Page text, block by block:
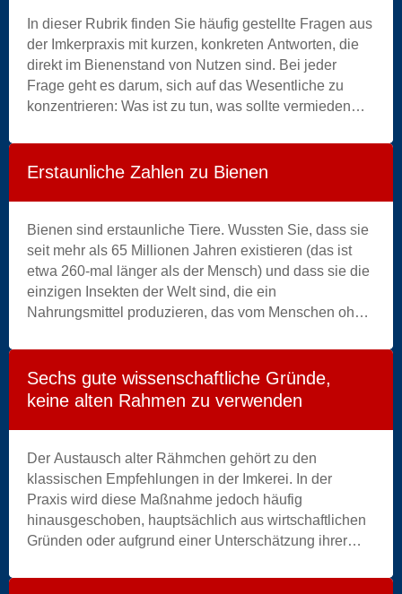
beekeeping
bee
production
apiary
hive
wooden
sunny
sky
landscape
honeybee
blue
geht.
In dieser Rubrik finden Sie häufig gestellte Fragen aus
der Imkerpraxis mit kurzen, konkreten Antworten, die
direkt im Bienenstand von Nutzen sind. Bei jeder
Frage geht es darum, sich auf das Wesentliche zu
konzentrieren: Was ist zu tun, was sollte vermieden
wie geplant verläuft? Ziel ist es, einfache, zuverlässige
und leicht umsetzbare Anhaltspunkte zu geben, damit
Erstaunliche Zahlen zu Bienen
Bienen sind erstaunliche Tiere. Wussten Sie, dass sie
seit mehr als 65 Millionen Jahren existieren (das ist
etwa 260-mal länger als der Mensch) und dass sie die
einzigen Insekten der Welt sind, die ein
Nahrungsmittel produzieren, das vom Menschen ohne
Sechs gute wissenschaftliche Gründe,
keine alten Rahmen zu verwenden
Der Austausch alter Rähmchen gehört zu den
klassischen Empfehlungen in der Imkerei. In der
Praxis wird diese Maßnahme jedoch häufig
hinausgeschoben, hauptsächlich aus wirtschaftlichen
Gründen oder aufgrund einer Unterschätzung ihrer
zeigen jedoch, dass das Alter der Waben die